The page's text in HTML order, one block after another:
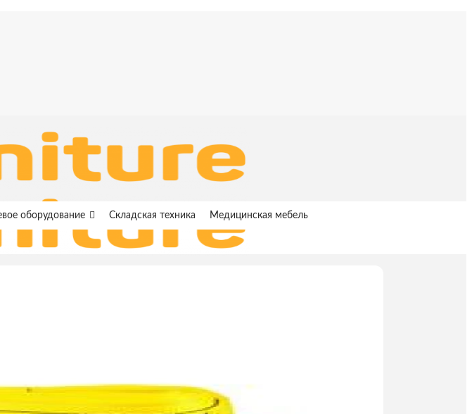
оборудование Складская техника Медицинская мебель